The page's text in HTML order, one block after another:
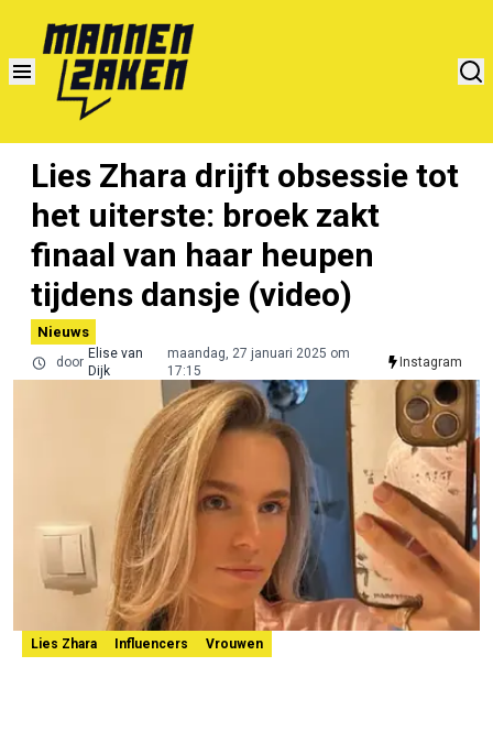
Lies Zhara drijft obsessie tot
het uiterste: broek zakt
finaal van haar heupen
tijdens dansje (video)
Nieuws
door
Elise van
Dijk
maandag, 27 januari 2025 om
17:15
Instagram
Lies Zhara Influencers Vrouwen